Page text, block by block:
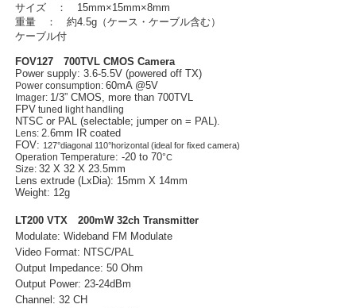
サイズ ： 15mm×15mm×8mm
重量 ： 約4.5g（ケース・ケーブル含む）
ケーブル付
FOV127 700TVL CMOS Camera
Power supply: 3.6-5.5V (powered off TX)
Power consumption: 60mA @5V
Imager: 1/3” CMOS, more than 700TVL
FPV tuned light handling
NTSC or PAL (selectable; jumper on = PAL).
Lens: 2.6mm IR coated
FOV: 127°diagonal 110°horizontal (ideal for fixed camera)
Operation Temperature: -20 to 70°C
Size: 32 X 32 X 23.5mm
Lens extrude (LxDia): 15mm X 14mm
Weight: 12g
LT200 VTX 200mW 32ch Transmitter
Modulate: Wideband FM Modulate
Video Format: NTSC/PAL
Output Impedance: 50 Ohm
Output Power: 23-24dBm
Channel: 32 CH